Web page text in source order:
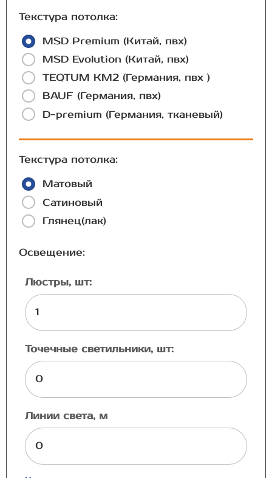
Текстура потолка:
MSD Premium (Китай, пвх)
MSD Evolution (Китай, пвх)
TEQTUM КМ2 (Германия, пвх )
BAUF (Германия, пвх)
D-premium (Германия, тканевый)
Текстура потолка:
Матовый
Сатиновый
Глянец(лак)
Освещение:
Люстры, шт:
Точечные светильники, шт:
Линии света, м